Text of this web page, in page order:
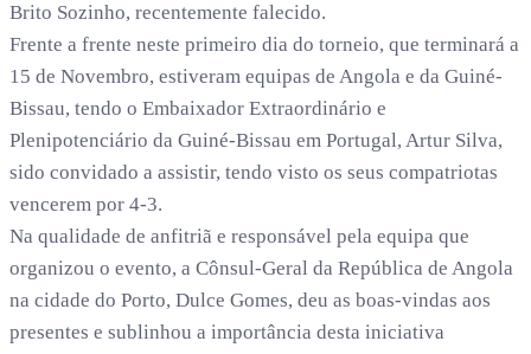
Brito Sozinho, recentemente falecido.
Frente a frente neste primeiro dia do torneio, que terminará a
15 de Novembro, estiveram equipas de Angola e da Guiné-
Bissau, tendo o Embaixador Extraordinário e
Plenipotenciário da Guiné-Bissau em Portugal, Artur Silva,
sido convidado a assistir, tendo visto os seus compatriotas
vencerem por 4-3.
Na qualidade de anfitriã e responsável pela equipa que
organizou o evento, a Cônsul-Geral da República de Angola
na cidade do Porto, Dulce Gomes, deu as boas-vindas aos
presentes e sublinhou a importância desta iniciativa